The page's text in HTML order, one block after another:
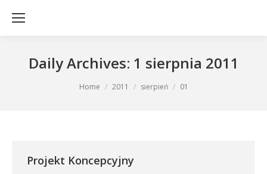
Daily Archives: 1 sierpnia 2011
Home 2011 sierpień 01
Projekt Koncepcyjny